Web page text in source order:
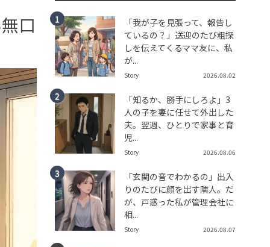
口
「我が子を見張って、報告し
ているの？」送迎のたび粗探
しを伝えてくるママ友に、私
が...
Story 2026.08.02
「知るか、勝手にしろよ」3
人の子を妻に任せて外出した
夫。翌週、ひとりで家事と育
児...
Story 2026.08.06
「玄関の音でわかるの」出入
りのたびに顔を出す隣人。だ
が、戸惑った私が管理会社に
相...
Story 2026.08.07